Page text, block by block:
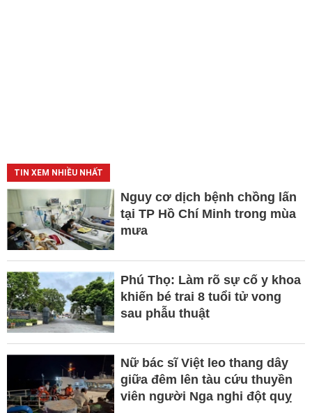
TIN XEM NHIỀU NHẤT
Nguy cơ dịch bệnh chồng lấn
tại TP Hồ Chí Minh trong mùa
mưa
Phú Thọ: Làm rõ sự cố y khoa
khiến bé trai 8 tuổi tử vong
sau phẫu thuật
Nữ bác sĩ Việt leo thang dây
giữa đêm lên tàu cứu thuyền
viên người Nga nghi đột quỵ